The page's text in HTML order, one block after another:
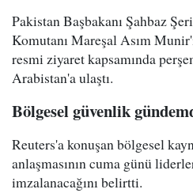
Pakistan Başbakanı Şahbaz
Komutanı Mareşal Asım
resmi ziyaret kapsamında
Arabistan'a ulaştı.
Bölgesel güvenlik
Reuters'a konuşan bölgesel
anlaşmasının cuma günü
imzalanacağını belirtti.